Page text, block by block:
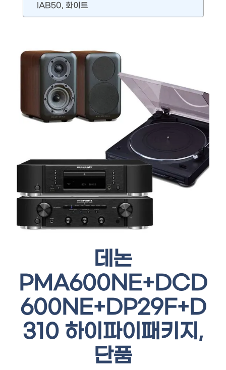
IAB50, 화이트
데논
PMA600NE+DCD
600NE+DP29F+D
310 하이파이패키지,
단품